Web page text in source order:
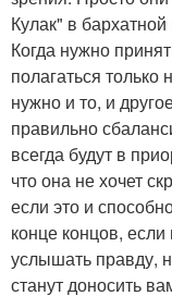
Кулак" в бархатной
Когда нужно
полагаться
нужно и то, и
правильно
всегда будут в
что она не хочет
если это и
конце концов,
услышать правду,
станут доносить